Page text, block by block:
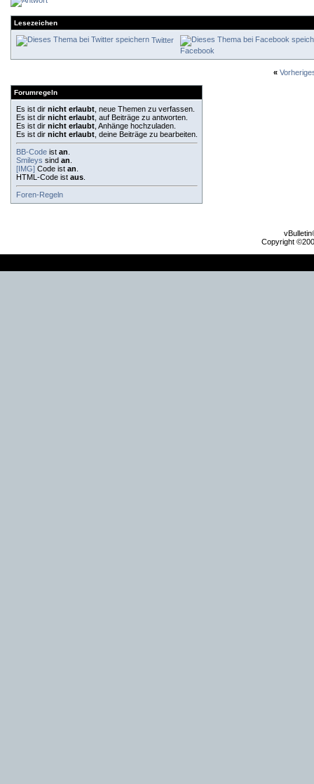
Lesezeichen
Twitter
Facebook
«
Forumregeln
Es ist dir nicht erlaubt , neue Themen zu verfassen.
Es ist dir nicht erlaubt , auf Beiträge zu antworten.
Es ist dir nicht erlaubt , Anhänge hochzuladen.
Es ist dir nicht erlaubt , deine Beiträge zu bearbeiten.
BB-Code ist an
Smileys sind an
[IMG] Code ist an
HTML-Code ist aus
Foren-Regeln
Copyright